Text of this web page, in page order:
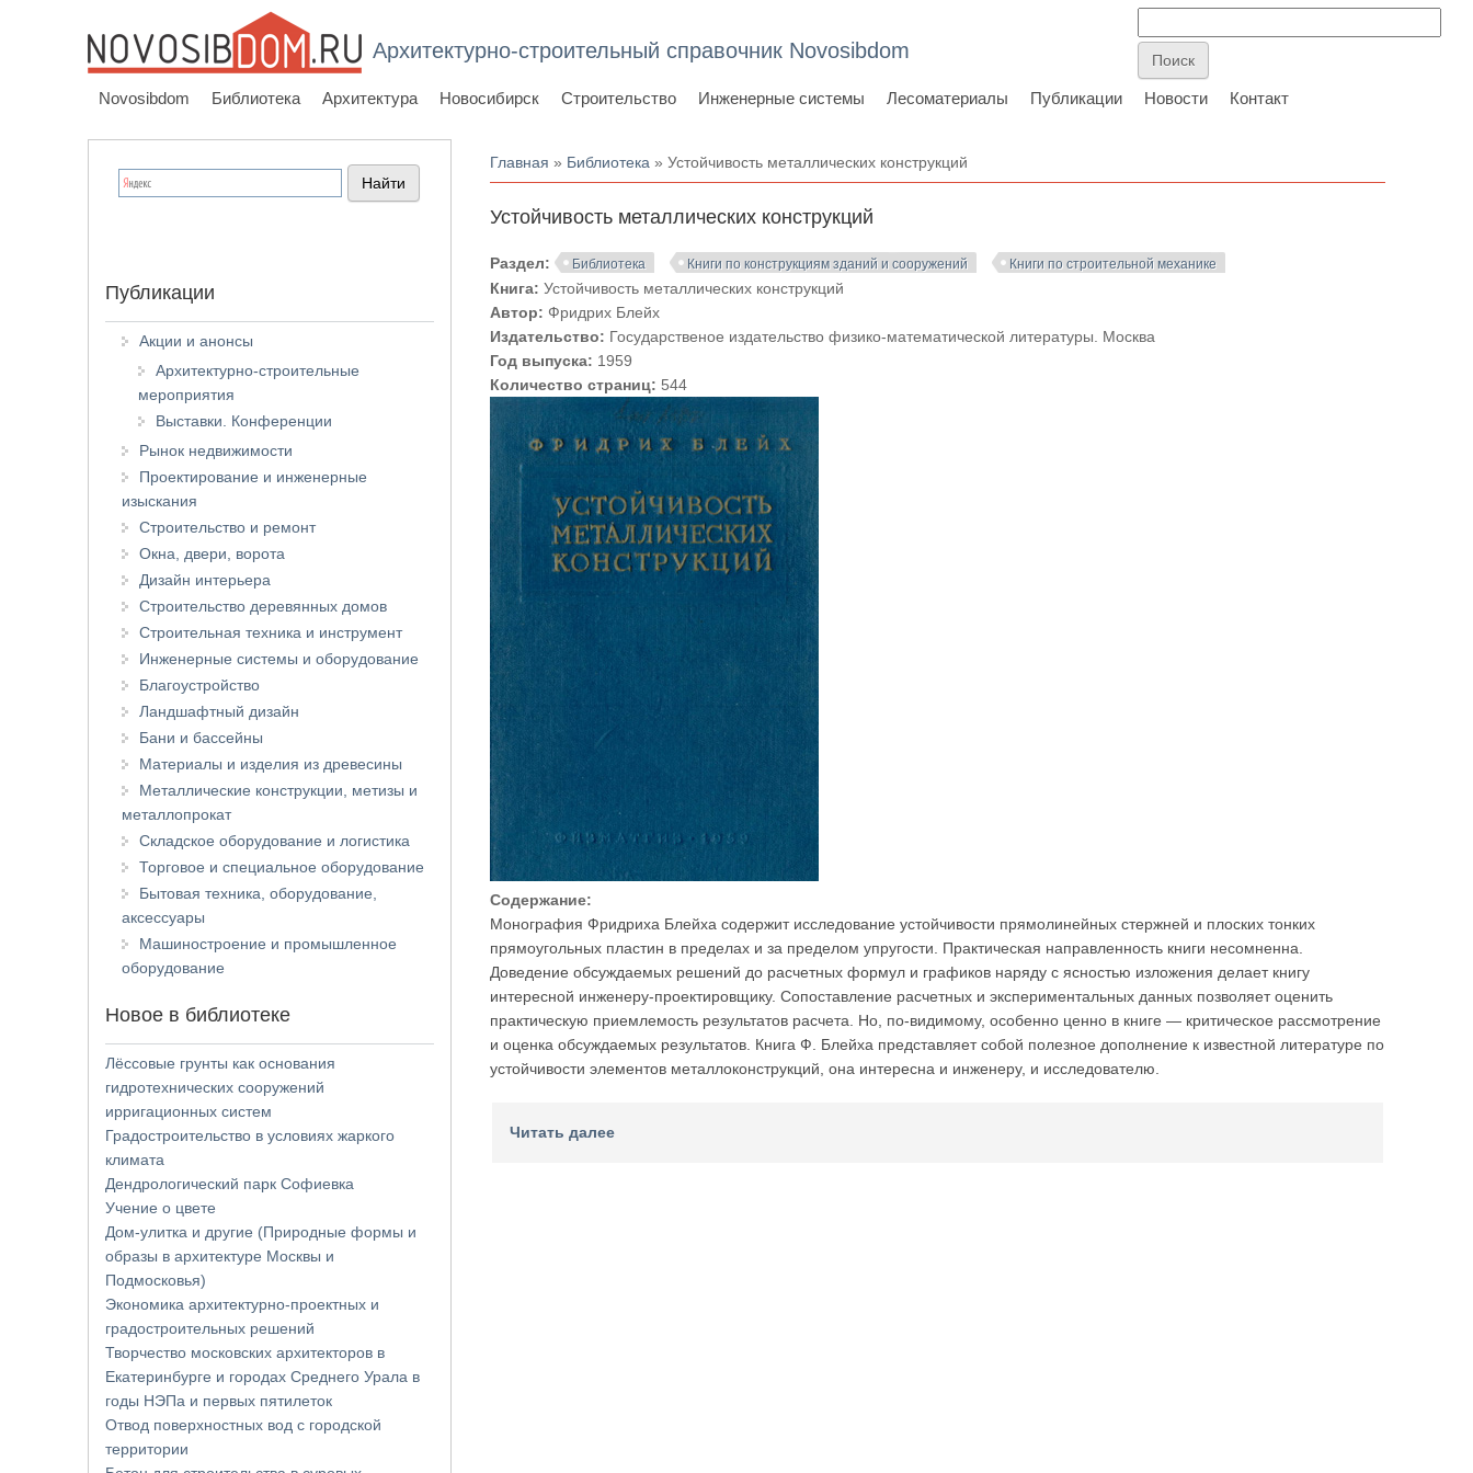
Архитектурно-строительный справочник Novosibdom
Novosibdom Библиотека Архитектура Новосибирск Строительство Инженерные системы Лесоматериалы Публикации Новости Контакт
Вы здесь
Главная » Библиотека » Устойчивость металлических конструкций
Устойчивость металлических конструкций
Раздел: Библиотека Книги по конструкциям зданий и сооружений Книги по строительной механике
Книга:Устойчивость металлических конструкций
Автор:Фридрих Блейх
Издательство: Государственое издательство физико-математической литературы. Москва
Год выпуска: 1959
Количество страниц: 544
Содержание:
Монография Фридриха Блейха содержит исследование устойчивости прямолинейных стержней и плоских тонких
прямоугольных пластин в пределах и за пределом упругости. Практическая направленность книги несомненна.
Доведение обсуждаемых решений до расчетных формул и графиков наряду с ясностью изложения делает книгу
интересной инженеру-проектировщику. Сопоставление расчетных и экспериментальных данных позволяет оценить
практическую приемлемость результатов расчета. Но, по-видимому, особенно ценно в книге — критическое рассмотрение
и оценка обсуждаемых результатов. Книга Ф. Блейха представляет собой полезное дополнение к известной литературе по
устойчивости элементов металлоконструкций, она интересна и инженеру, и исследователю.
Читать далее
Публикации
Акции и анонсы
Архитектурно-строительные
мероприятия
Выставки. Конференции
Рынок недвижимости
Проектирование и инженерные
изыскания
Строительство и ремонт
Окна, двери, ворота
Дизайн интерьера
Строительство деревянных домов
Строительная техника и инструмент
Инженерные системы и оборудование
Благоустройство
Ландшафтный дизайн
Бани и бассейны
Материалы и изделия из древесины
Металлические конструкции, метизы и
металлопрокат
Складское оборудование и логистика
Торговое и специальное оборудование
Бытовая техника, оборудование,
аксессуары
Машиностроение и промышленное
оборудование
Новое в библиотеке
Лёссовые грунты как основания
гидротехнических сооружений
ирригационных систем
Градостроительство в условиях жаркого
климата
Дендрологический парк Софиевка
Учение о цвете
Дом-улитка и другие (Природные формы и
образы в архитектуре Москвы и
Подмосковья)
Экономика архитектурно-проектных и
градостроительных решений
Творчество московских архитекторов в
Екатеринбурге и городах Среднего Урала в
годы НЭПа и первых пятилеток
Отвод поверхностных вод с городской
территории